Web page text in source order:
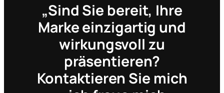
„Sind Sie bereit, Ihre
Marke einzigartig und
wirkungsvoll zu
präsentieren?
Kontaktieren Sie mich